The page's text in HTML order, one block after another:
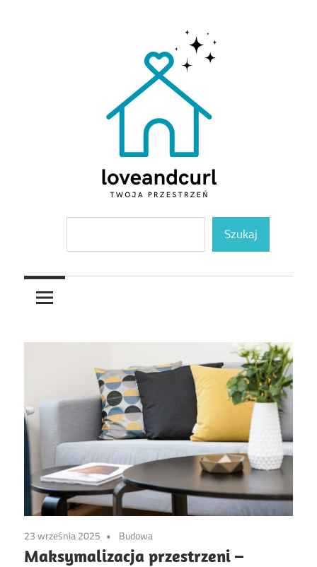
Loveandcurl Szukaj
23 września 2025 Budowa
Maksymalizacja przestrzeni –